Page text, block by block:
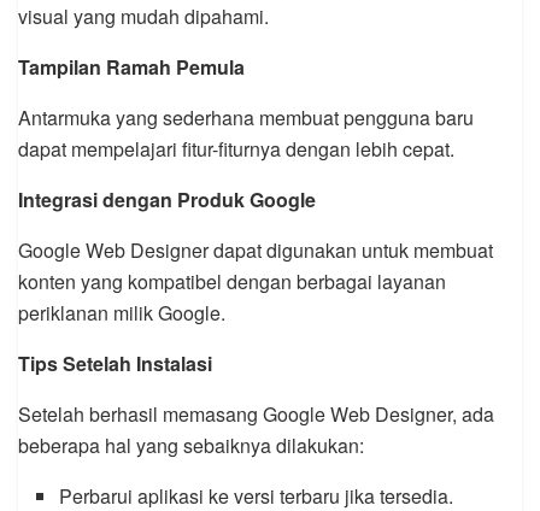
visual yang mudah dipahami.
Tampilan Ramah Pemula
Antarmuka yang sederhana membuat pengguna baru
dapat mempelajari fitur-fiturnya dengan lebih cepat.
Integrasi dengan Produk Google
Google Web Designer dapat digunakan untuk membuat
konten yang kompatibel dengan berbagai layanan
periklanan milik Google.
Tips Setelah Instalasi
Setelah berhasil memasang Google Web Designer, ada
beberapa hal yang sebaiknya dilakukan:
Perbarui aplikasi ke versi terbaru jika tersedia.